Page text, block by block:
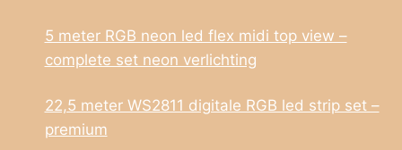
5 meter RGB neon led flex midi top view –
complete set neon verlichting
22,5 meter WS2811 digitale RGB led strip set –
premium